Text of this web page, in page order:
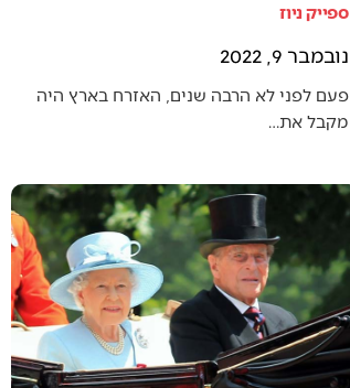
ספייק ניוז
נובמבר 9, 2022
פעם לפני לא הרבה שנים, האזרח בארץ היה
מקבל את…